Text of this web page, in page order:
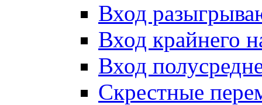
Вход
Вход крайнего
Вход
Скрестные